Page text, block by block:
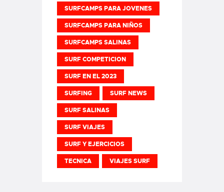
SURFCAMPS PARA JOVENES
SURFCAMPS PARA NIÑOS
SURFCAMPS SALINAS
SURF COMPETICION
SURF EN EL 2023
SURFING SURF NEWS
SURF SALINAS
SURF VIAJES
SURF Y EJERCICIOS
TECNICA VIAJES SURF